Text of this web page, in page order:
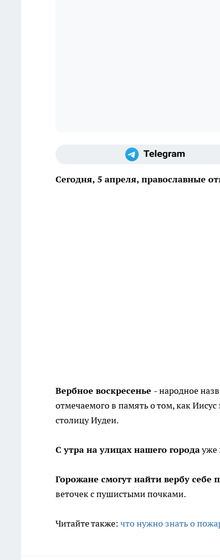
Сегодня, 5 апреля, православные
Вербное воскресенье - народное
отмечаемого в память о том, как
столицу Иудеи.
С утра на улицах нашего городауже
Горожане смогут найти вербу себе
веточек с пушистыми почками.
Читайте также: что нужно знать о